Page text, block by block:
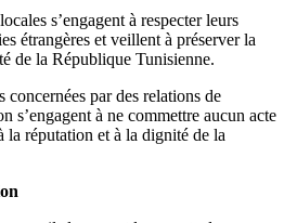
s’engagent à respecter leurs
étrangères et veillent à préserver la
de la République Tunisienne.
concernées par des relations de
s’engagent à ne commettre aucun acte
la réputation et à la dignité de la